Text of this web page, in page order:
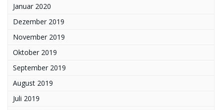
Januar 2020
Dezember 2019
November 2019
Oktober 2019
September 2019
August 2019
Juli 2019